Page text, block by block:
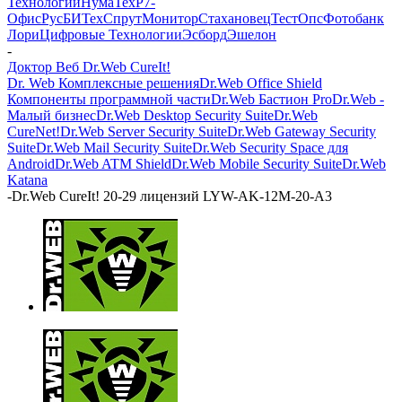
ОфисРусБИТехСпрутМониторСтахановецТестОпсФотобанк
ЛориЦифровые ТехнологииЭсбордЭшелон
-
Доктор Веб Dr.Web CureIt!
Dr. Web Комплексные решенияDr.Web Office Shield
Компоненты программной частиDr.Web Бастион ProDr.Web -
Малый бизнесDr.Web Desktop Security SuiteDr.Web
CureNet!Dr.Web Server Security SuiteDr.Web Gateway Security
SuiteDr.Web Mail Security SuiteDr.Web Security Space для
AndroidDr.Web ATM ShieldDr.Web Mobile Security SuiteDr.Web
Katana
-Dr.Web CureIt! 20-29 лицензий LYW-AK-12M-20-A3